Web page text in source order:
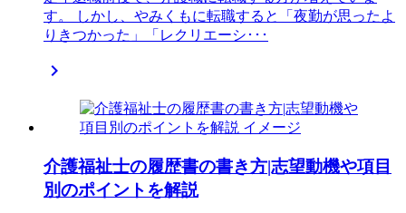
す。 しかし、やみくもに転職すると「夜勤が思ったよ
りきつかった」「レクリエーシ･･･

介護福祉士の履歴書の書き方|志望動機や項目
別のポイントを解説